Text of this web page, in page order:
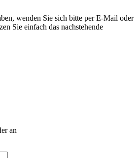
wenden Sie sich bitte per E-Mail oder
Sie einfach das nachstehende
an